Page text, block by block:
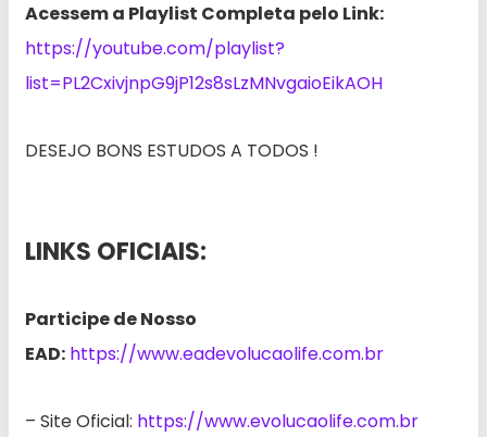
Acessem a Playlist Completa pelo Link:
https://youtube.com/playlist?
list=PL2CxivjnpG9jP12s8sLzMNvgaioEikAOH
DESEJO BONS ESTUDOS A TODOS !
LINKS OFICIAIS:
Participe de Nosso
EAD: https://www.eadevolucaolife.com.br
– Site Oficial: https://www.evolucaolife.com.br